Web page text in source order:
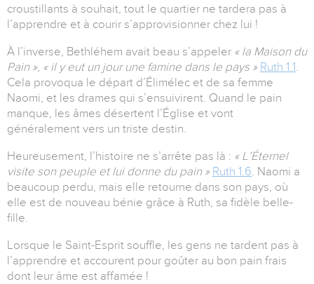
croustillants à souhait, tout le quartier ne tardera pas à
l’apprendre et à courir s’approvisionner chez lui !
À l’inverse, Bethléhem avait beau s’appeler « la Maison du
Pain », « il y eut un jour une famine dans le pays » Ruth 1.1.
Cela provoqua le départ d’Élimélec et de sa femme
Naomi, et les drames qui s’ensuivirent. Quand le pain
manque, les âmes désertent l’Église et vont
généralement vers un triste destin.
Heureusement, l’histoire ne s’arrête pas là : « L’Éternel
visite son peuple et lui donne du pain » Ruth 1.6. Naomi a
beaucoup perdu, mais elle retourne dans son pays, où
elle est de nouveau bénie grâce à Ruth, sa fidèle belle-
fille.
Lorsque le Saint-Esprit souffle, les gens ne tardent pas à
l’apprendre et accourent pour goûter au bon pain frais
dont leur âme est affamée !